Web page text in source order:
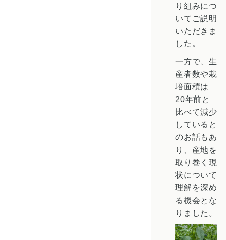
り組みにつ
いてご説明
いただきま
した。
一方で、生
産者数や栽
培面積は
20年前と
比べて減少
していると
のお話もあ
り、産地を
取り巻く現
状について
理解を深め
る機会とな
りました。